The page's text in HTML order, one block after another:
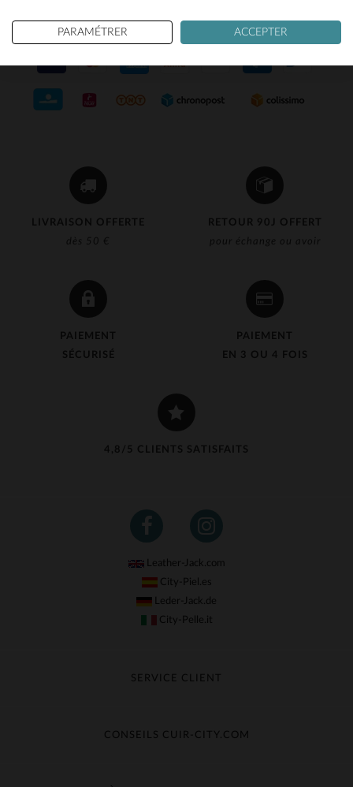
LIVRAISON OFFERTE
dès 50 €
RETOUR 90J OFFERT
pour échange ou avoir
PAIEMENT
SÉCURISÉ
PAIEMENT
EN 3 OU 4 FOIS
4,8/5 CLIENTS SATISFAITS
NOS PARTENAIRES DE CONFIANCE
Leather-Jack.com
City-Piel.es
Leder-Jack.de
City-Pelle.it
SERVICE CLIENT
Échange & Remboursement
CONSEILS CUIR-CITY.COM
PARAMÉTRER ACCEPTER